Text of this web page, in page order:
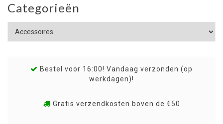
Categorieën
Bestel voor 16:00! Vandaag verzonden (op
werkdagen)!
Gratis verzendkosten boven de €50